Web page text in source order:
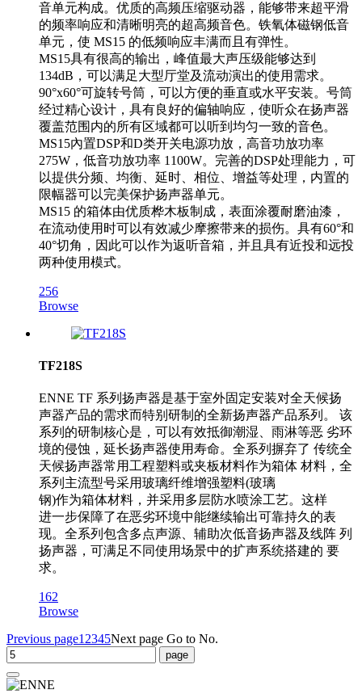
音单元构成。优质的高频压缩驱动器，能够带来超平滑
的频率响应和清晰明亮的超高频音色。铁氧体磁钢低音
单元，使 MS15 的低频响应丰满而且有弹性。
MS15具有很高的输出，峰值最大声压级能够达到
134dB，可以满足大型厅堂及流动演出的使用需求。
90°x60°可旋转号筒，可以方便的垂直或水平安装。号筒
经过精心设计，具有良好的偏轴响应，使听众在扬声器
覆盖范围内的所有区域都可以听到均匀一致的音色。
MS15內置DSP和D类开关电源功放，高音功放功率
275W，低音功放功率 1100W。完善的DSP处理能力，可
以提供分频、均衡、延时、相位、增益等处理，内置的
限幅器可以完美保护扬声器单元。
MS15 的箱体由优质桦木板制成，表面涂覆耐磨油漆，
在流动使用时可以有效减少摩擦带来的损伤。具有60°和
40°切角，因此可以作为返听音箱，并且具有近投和远投
两种使用模式。
256
Browse
TF218S
ENNE TF 系列扬声器是基于室外固定安装对全天候扬
声器产品的需求而特别研制的全新扬声器产品系列。 该
系列的研制核心是，可以有效抵御潮湿、雨淋等恶 劣环
境的侵蚀，延长扬声器使用寿命。全系列摒弃了 传统全
天候扬声器常用工程塑料或夹板材料作为箱体 材料，全
系列主流型号采用玻璃纤维增强塑料(玻璃
钢)作为箱体材料，并采用多层防水喷涂工艺。这样
进一步保障了在恶劣环境中能继续输出可靠持久的表
现。全系列包含多点声源、辅助次低音扬声器及线阵 列
扬声器，可满足不同使用场景中的扩声系统搭建的 要
求。
162
Browse
Previous page1 2345Next page Go to No.